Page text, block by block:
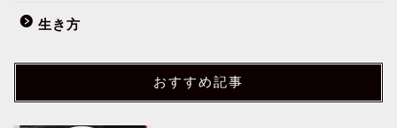
生き方
おすすめ記事